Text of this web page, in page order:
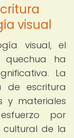
visual
visual, el
quechua ha
La
de escritura
y materiales
por
cultural de la